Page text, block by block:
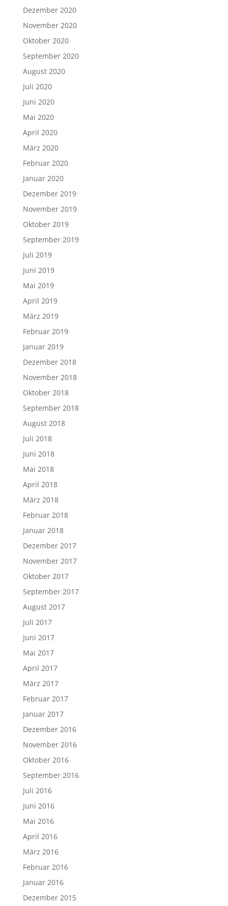
Dezember 2020
November 2020
Oktober 2020
September 2020
August 2020
Juli 2020
Juni 2020
Mai 2020
April 2020
März 2020
Februar 2020
Januar 2020
Dezember 2019
November 2019
Oktober 2019
September 2019
Juli 2019
Juni 2019
Mai 2019
April 2019
März 2019
Februar 2019
Januar 2019
Dezember 2018
November 2018
Oktober 2018
September 2018
August 2018
Juli 2018
Juni 2018
Mai 2018
April 2018
März 2018
Februar 2018
Januar 2018
Dezember 2017
November 2017
Oktober 2017
September 2017
August 2017
Juli 2017
Juni 2017
Mai 2017
April 2017
März 2017
Februar 2017
Januar 2017
Dezember 2016
November 2016
Oktober 2016
September 2016
Juli 2016
Juni 2016
Mai 2016
April 2016
März 2016
Februar 2016
Januar 2016
Dezember 2015